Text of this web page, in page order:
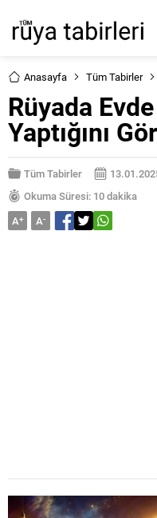
Anasayfa Tüm Tabirler
Rüyada
Yaptığını
Tüm Tabirler
Okuma Süresi: 10 dakika
A+ A-